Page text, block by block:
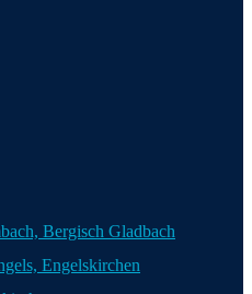
Bergisch Gladbach
Engelskirchen